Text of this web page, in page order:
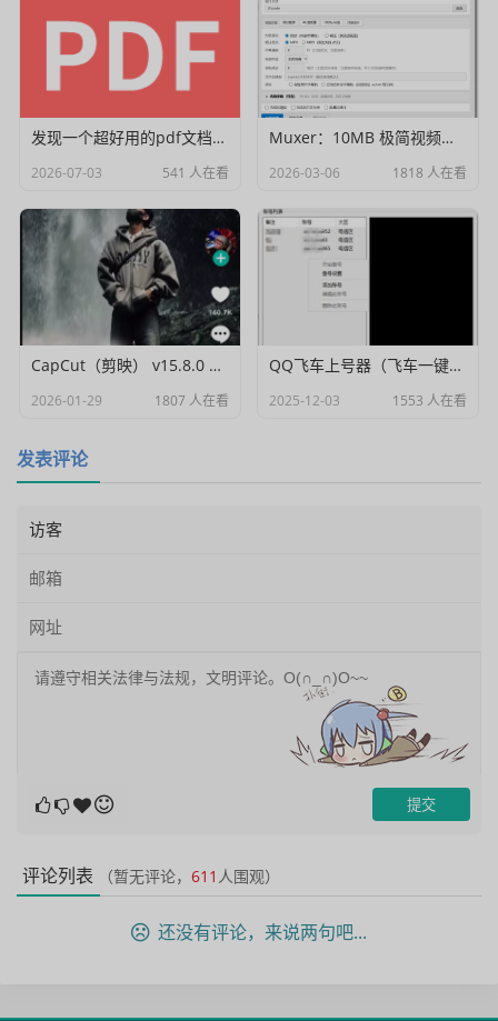
发现一个超好用的pdf文档编辑器
2026-07-03 541 人在看
Muxer：10MB 极简视频字幕批量封装工具 (单文件/绿色版)
2026-03-06 1818 人在看
CapCut（剪映） v15.8.0 国际高级会员解锁破解版
2026-01-29 1807 人在看
QQ飞车上号器（飞车一键登号器）V1.0
2025-12-03 1553 人在看
发表评论
评论列表 （暂无评论， 611 人围观）
还没有评论，来说两句吧...